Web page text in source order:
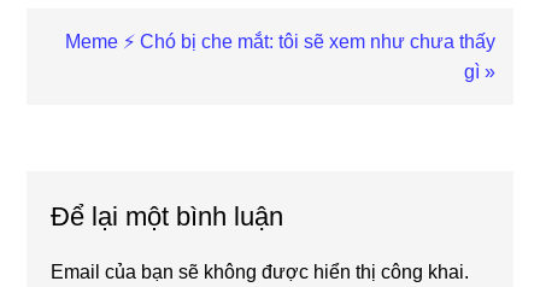
Next
Meme ⚡ Chó bị che mắt: tôi sẽ xem như chưa thấy
gì »
Để lại một bình luận
Email của bạn sẽ không được hiển thị công khai.